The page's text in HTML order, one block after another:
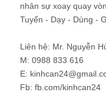
nhân sự xoay quay
Tuyển - Dạy - Dùng -
Liên hệ: Mr. Nguyễn
M: 0988 833 616
E:
Fb: fb.com/kinhcan24